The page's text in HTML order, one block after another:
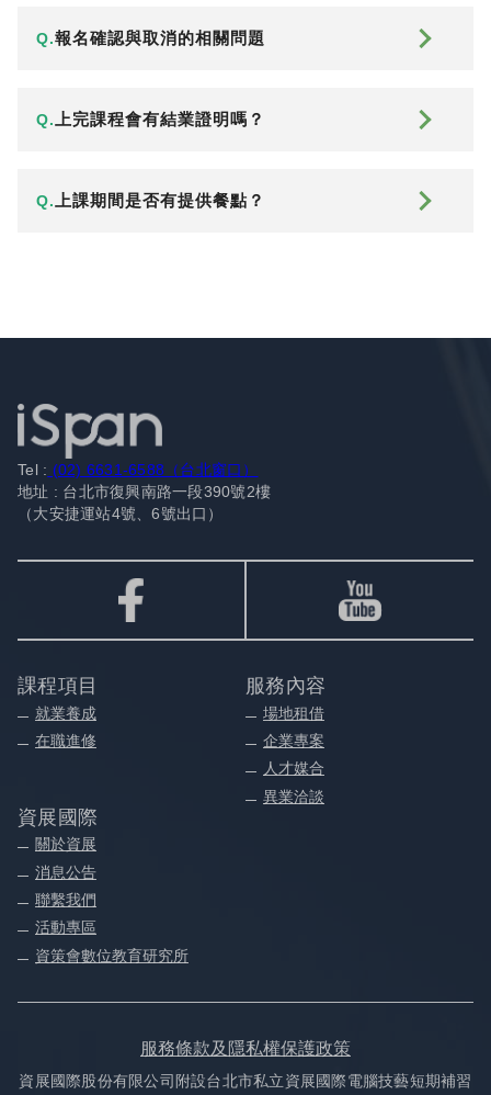
Q.報名確認與取消的相關問題
Q. 上完課程會有結業證明嗎？
Q. 上課期間是否有提供餐點？
Tel : (02) 6631-6588（台北窗口）
地址 : 台北市復興南路一段390號2樓
（大安捷運站4號、6號出口）
課程項目
就業養成
在職進修
服務內容
場地租借
企業專案
人才媒合
異業洽談
資展國際
關於資展
消息公告
聯繫我們
活動專區
資策會數位教育研究所
服務條款及隱私權保護政策
資展國際股份有限公司附設台北市私立資展國際電腦技藝短期補習